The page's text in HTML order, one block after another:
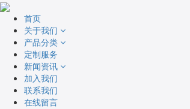
首页
关于我们
产品分类
定制服务
新闻资讯
加入我们
联系我们
在线留言